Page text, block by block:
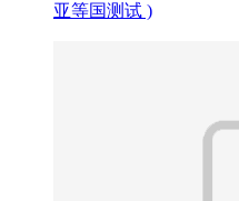
亚等国测试 )